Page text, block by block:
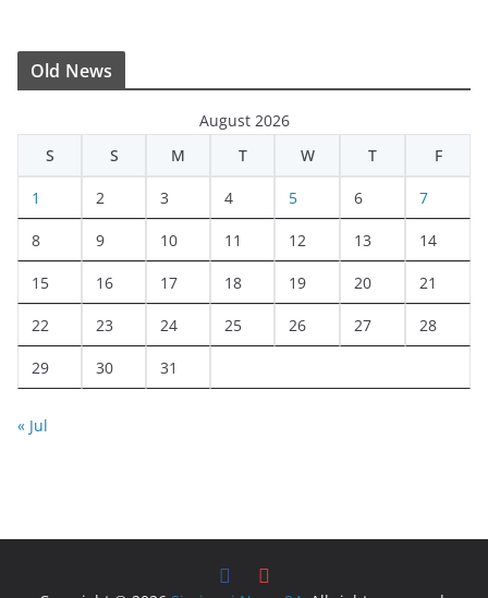
Old News
August 2026
S
S M T W T F
1 2 3 4 5 6 7
8 9 10 11 12 13 14
15 16 17 18 19 20 21
22 23 24 25 26 27 28
29 30 31
« Jul